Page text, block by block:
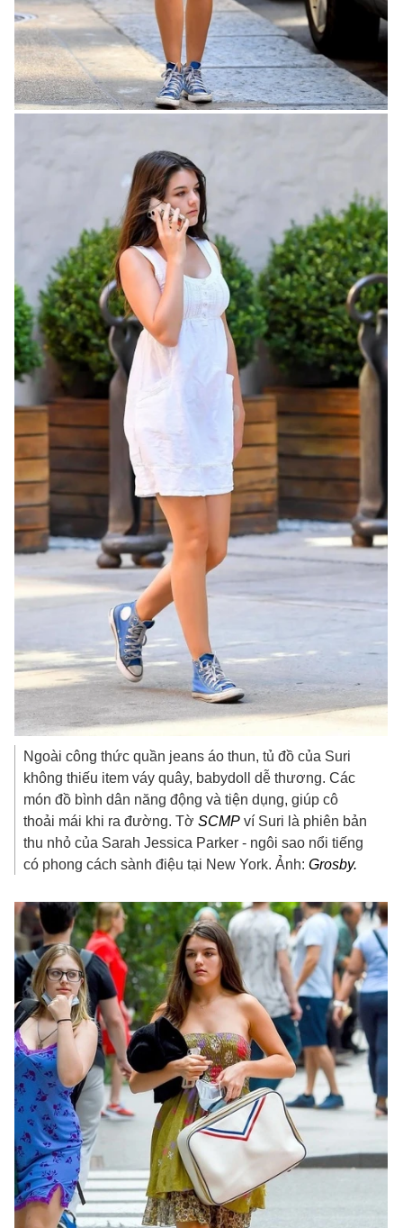
Ngoài công thức quần jeans áo thun, tủ đồ của Suri
không thiếu item váy quây, babydoll dễ thương. Các
món đồ bình dân năng động và tiện dụng, giúp cô
thoải mái khi ra đường. Tờ SCMP ví Suri là phiên bản
thu nhỏ của Sarah Jessica Parker - ngôi sao nổi tiếng
có phong cách sành điệu tại New York. Ảnh: Grosby.